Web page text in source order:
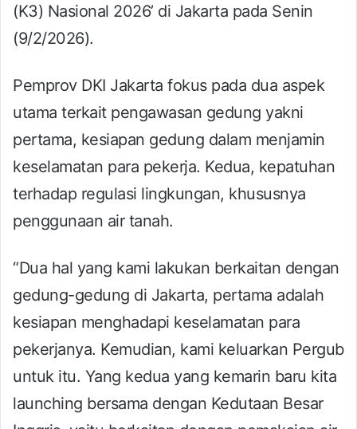
(K3) Nasional 2026’ di Jakarta pada Senin
(9/2/2026).
Pemprov DKI Jakarta fokus pada dua aspek
utama terkait pengawasan gedung yakni
pertama, kesiapan gedung dalam menjamin
keselamatan para pekerja. Kedua, kepatuhan
terhadap regulasi lingkungan, khususnya
penggunaan air tanah.
“Dua hal yang kami lakukan berkaitan dengan
gedung-gedung di Jakarta, pertama adalah
kesiapan menghadapi keselamatan para
pekerjanya. Kemudian, kami keluarkan Pergub
untuk itu. Yang kedua yang kemarin baru kita
launching bersama dengan Kedutaan Besar